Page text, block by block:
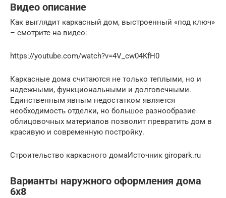
Видео описание
Как выглядит каркасный дом, выстроенный «под ключ»
– смотрите на видео:
https://youtube.com/watch?v=4V_cw04KfH0
Каркасные дома считаются не только теплыми, но и
надежными, функциональными и долговечными.
Единственным явным недостатком является
необходимость отделки, но большое разнообразие
облицовочных материалов позволит превратить дом в
красивую и современную постройку.
Строительство каркасного домаИсточник giropark.ru
Варианты наружного оформления дома
6х8